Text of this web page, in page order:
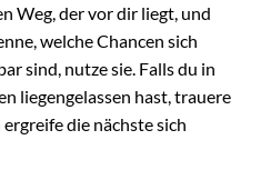
Weg, der vor dir liegt, und
welche Chancen sich
sind, nutze sie. Falls du in
liegengelassen hast, trauere
die nächste sich